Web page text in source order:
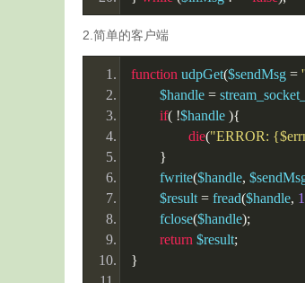
2.简单的客户端
function udpGet($sendMsg =
	$handle
=
if( !$handle ){
die("ERROR:
}
	fwrite
($handle,
	$result
= fread($handle,
	fclose
($handle);
return $result;
}